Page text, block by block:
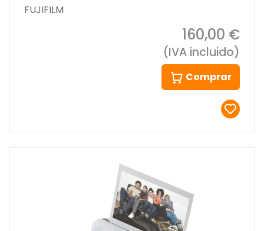
FUJIFILM
160,00 €
(IVA incluido)
Comprar